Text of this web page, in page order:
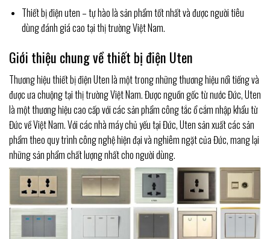
Thiết bị điện uten – tự hào là sản phẩm tốt nhất và được người tiêu
dùng đánh giá cao tại thị trường Việt Nam.
Giới thiệu chung về thiết bị điện Uten
Thương hiệu thiết bị điện Uten là một trong những thương hiệu nổi tiếng và
được ưa chuộng tại thị trường Việt Nam. Được nguồn gốc từ nước Đức, Uten
là một thương hiệu cao cấp với các sản phẩm công tắc ổ cắm nhập khẩu từ
Đức về Việt Nam. Với các nhà máy chủ yếu tại Đức, Uten sản xuất các sản
phẩm theo quy trình công nghệ hiện đại và nghiêm ngặt của Đức, mang lại
những sản phẩm chất lượng nhất cho người dùng.